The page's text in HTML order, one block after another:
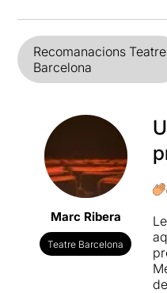
Recomanacions Teatre
Barcelona
Marc Ribera
Teatre Barcelona